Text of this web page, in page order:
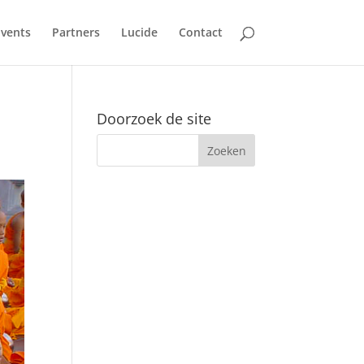
Partners Lucide Contact
Doorzoek de site